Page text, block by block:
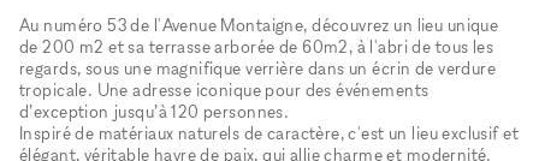
Au numéro 53 de l'Avenue Montaigne, découvrez un lieu unique
de 200 m2 et sa terrasse arborée de 60m2, à l'abri de tous les
regards, sous une magnifique verrière dans un écrin de verdure
tropicale. Une adresse iconique pour des événements
d’exception jusqu’à 120 personnes.
Inspiré de matériaux naturels de caractère, c'est un lieu exclusif et
élégant, véritable havre de paix, qui allie charme et modernité.